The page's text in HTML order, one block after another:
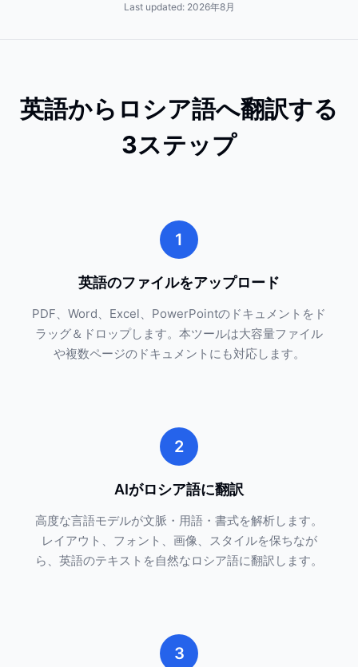
Last updated: 2026年8月
英語からロシア語へ翻訳する
3ステップ
1
英語のファイルをアップロード
PDF、Word、Excel、PowerPointのドキュメントをド
ラッグ＆ドロップします。本ツールは大容量ファイル
や複数ページのドキュメントにも対応します。
2
AIがロシア語に翻訳
高度な言語モデルが文脈・用語・書式を解析します。
レイアウト、フォント、画像、スタイルを保ちなが
ら、英語のテキストを自然なロシア語に翻訳します。
3